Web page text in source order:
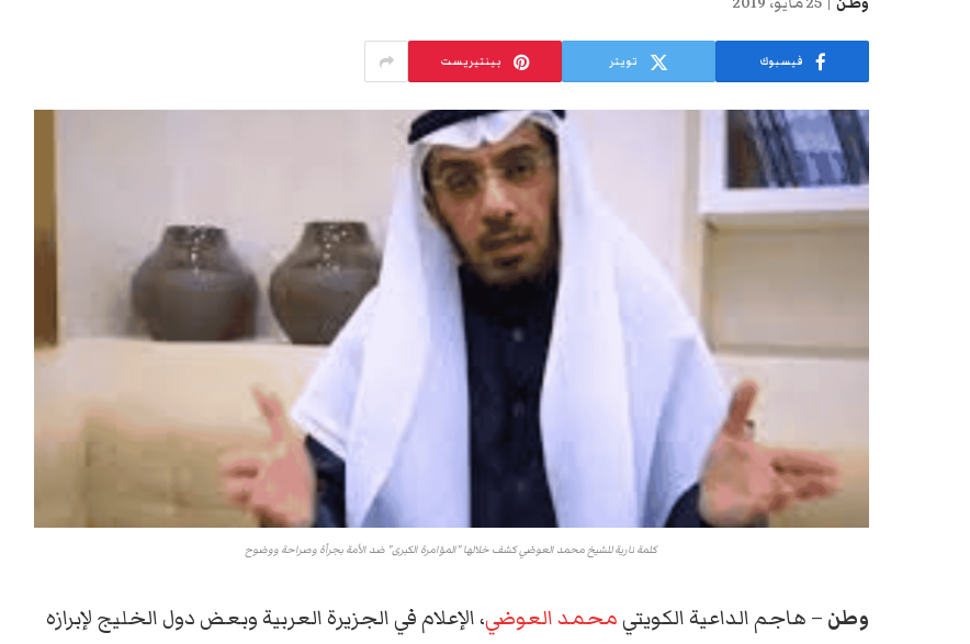
فيسبوك تويتر بينتيريست
كلمة نارية للشيخ محمد العوضي كشف خلالها "المؤامرة الكبرى" ضد الأمة بجرأة وصراحة ووضوح
وطن – هاجم الداعية الكويتيمحمد العوضي، الإعلام في الجزيرة العربية وبعض دول الخليج لإبرازه